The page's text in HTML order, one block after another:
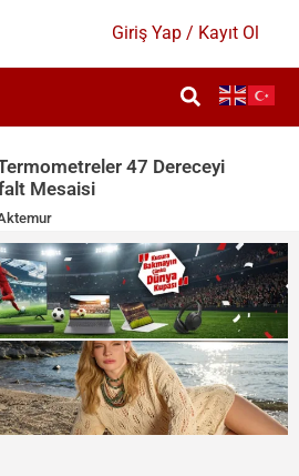
Giriş Yap / Kayıt Ol
47 Dereceyi
Mesaisi